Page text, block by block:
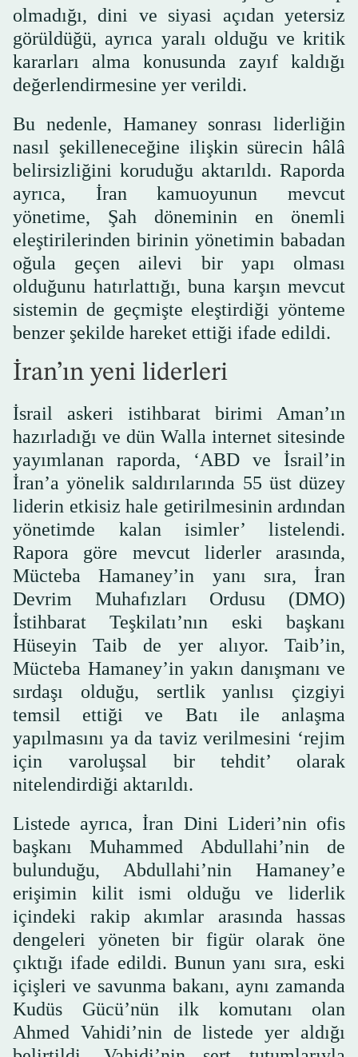
olmadığı, dini ve siyasi açıdan yetersiz
görüldüğü, ayrıca yaralı olduğu ve kritik
kararları alma konusunda zayıf kaldığı
değerlendirmesine yer verildi.
Bu nedenle, Hamaney sonrası liderliğin
nasıl şekilleneceğine ilişkin sürecin hâlâ
belirsizliğini koruduğu aktarıldı. Raporda
ayrıca, İran kamuoyunun mevcut
yönetime, Şah döneminin en önemli
eleştirilerinden birinin yönetimin babadan
oğula geçen ailevi bir yapı olması
olduğunu hatırlattığı, buna karşın mevcut
sistemin de geçmişte eleştirdiği yönteme
benzer şekilde hareket ettiği ifade edildi.
İran’ın yeni liderleri
İsrail askeri istihbarat birimi Aman’ın
hazırladığı ve dün Walla internet sitesinde
yayımlanan raporda, ‘ABD ve İsrail’in
İran’a yönelik saldırılarında 55 üst düzey
liderin etkisiz hale getirilmesinin ardından
yönetimde kalan isimler’ listelendi.
Rapora göre mevcut liderler arasında,
Mücteba Hamaney’in yanı sıra, İran
Devrim Muhafızları Ordusu (DMO)
İstihbarat Teşkilatı’nın eski başkanı
Hüseyin Taib de yer alıyor. Taib’in,
Mücteba Hamaney’in yakın danışmanı ve
sırdaşı olduğu, sertlik yanlısı çizgiyi
temsil ettiği ve Batı ile anlaşma
yapılmasını ya da taviz verilmesini ‘rejim
için varoluşsal bir tehdit’ olarak
nitelendirdiği aktarıldı.
Listede ayrıca, İran Dini Lideri’nin ofis
başkanı Muhammed Abdullahi’nin de
bulunduğu, Abdullahi’nin Hamaney’e
erişimin kilit ismi olduğu ve liderlik
içindeki rakip akımlar arasında hassas
dengeleri yöneten bir figür olarak öne
çıktığı ifade edildi. Bunun yanı sıra, eski
içişleri ve savunma bakanı, aynı zamanda
Kudüs Gücü’nün ilk komutanı olan
Ahmed Vahidi’nin de listede yer aldığı